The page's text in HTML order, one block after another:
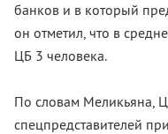
банков и в который
он отметил, что в
ЦБ 3 человека.
По словам Меликьяна,
спецпредставителей